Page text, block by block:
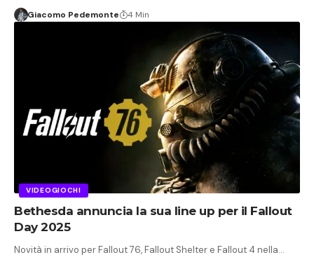
Giacomo Pedemonte 4 Min
VIDEOGIOCHI
Bethesda annuncia la sua line up per il Fallout
Day 2025
Novità in arrivo per Fallout 76, Fallout Shelter e Fallout 4 nella…